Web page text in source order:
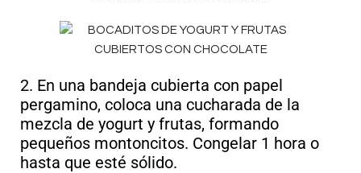
2. En una bandeja cubierta con papel
pergamino, coloca una cucharada de la
mezcla de yogurt y frutas, formando
pequeños montoncitos. Congelar 1 hora o
hasta que esté sólido.